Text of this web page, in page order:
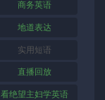
商务英语
地道表达
实用短语
直播回放
看绝望主妇学英语